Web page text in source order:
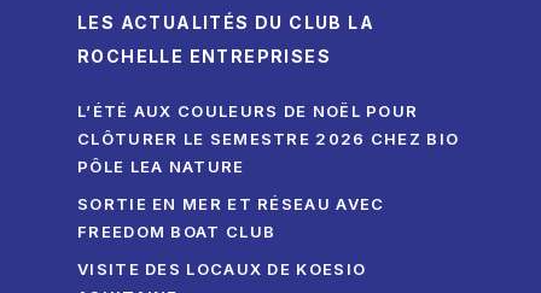
LES ACTUALITÉS DU CLUB LA
ROCHELLE ENTREPRISES
L’ÉTÉ AUX COULEURS DE NOËL POUR
CLÔTURER LE SEMESTRE 2026 CHEZ BIO
PÔLE LEA NATURE
SORTIE EN MER ET RÉSEAU AVEC
FREEDOM BOAT CLUB
VISITE DES LOCAUX DE KOESIO